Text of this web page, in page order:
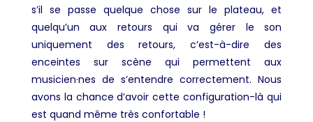
s’il se passe quelque chose sur le plateau, et
quelqu’un aux retours qui va gérer le son
uniquement des retours, c’est-à-dire des
enceintes sur scène qui permettent aux
musicien·nes de s’entendre correctement. Nous
avons la chance d’avoir cette configuration-là qui
est quand même très confortable !